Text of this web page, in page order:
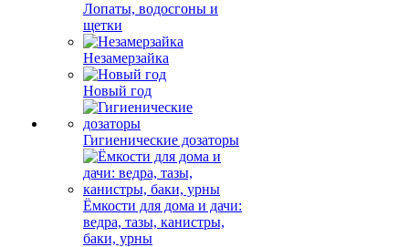
Лопаты, водосгоны и
щетки
Незамерзайка
Новый год
Гигиенические дозаторы
Ёмкости для дома и дачи:
ведра, тазы, канистры,
баки, урны